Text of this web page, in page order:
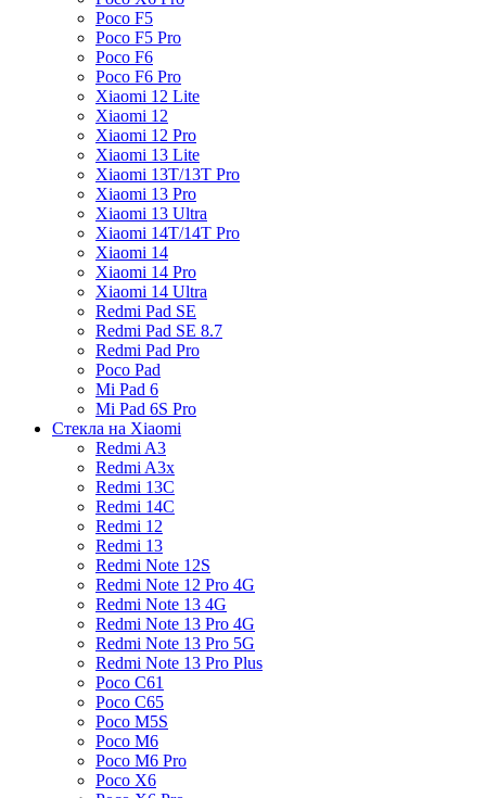
Poco F5
Poco F5 Pro
Poco F6
Poco F6 Pro
Xiaomi 12 Lite
Xiaomi 12
Xiaomi 12 Pro
Xiaomi 13 Lite
Xiaomi 13T/13T Pro
Xiaomi 13 Pro
Xiaomi 13 Ultra
Xiaomi 14T/14T Pro
Xiaomi 14
Xiaomi 14 Pro
Xiaomi 14 Ultra
Redmi Pad SE
Redmi Pad SE 8.7
Redmi Pad Pro
Poco Pad
Mi Pad 6
Mi Pad 6S Pro
Стекла на Xiaomi
Redmi A3
Redmi A3x
Redmi 13C
Redmi 14C
Redmi 12
Redmi 13
Redmi Note 12S
Redmi Note 12 Pro 4G
Redmi Note 13 4G
Redmi Note 13 Pro 4G
Redmi Note 13 Pro 5G
Redmi Note 13 Pro Plus
Poco C61
Poco C65
Poco M5S
Poco M6
Poco M6 Pro
Poco X6